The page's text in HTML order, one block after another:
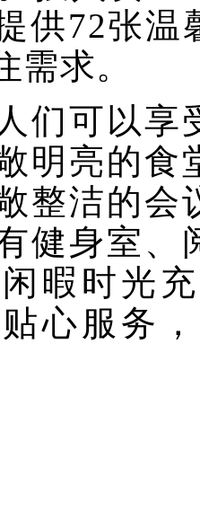
供72张温
需求。
们可以享
明亮的食
整洁的会
健身室、
暇时光
心服务